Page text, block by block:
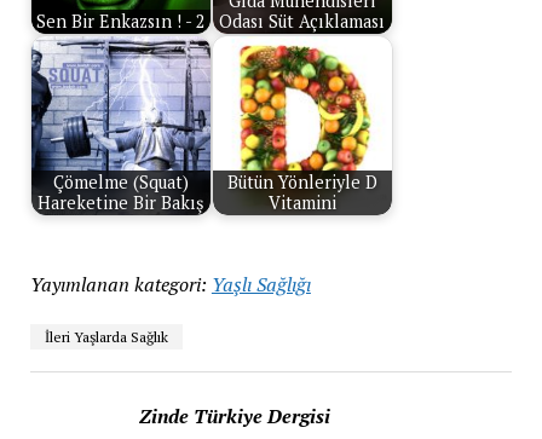
Sen Bir Enkazsın ! - 2
Odası Süt Açıklaması
Çömelme (Squat)
Hareketine Bir Bakış
Bütün Yönleriyle D
Vitamini
Yayımlanan kategori: Yaşlı Sağlığı
İleri Yaşlarda Sağlık
Zinde Türkiye Dergisi